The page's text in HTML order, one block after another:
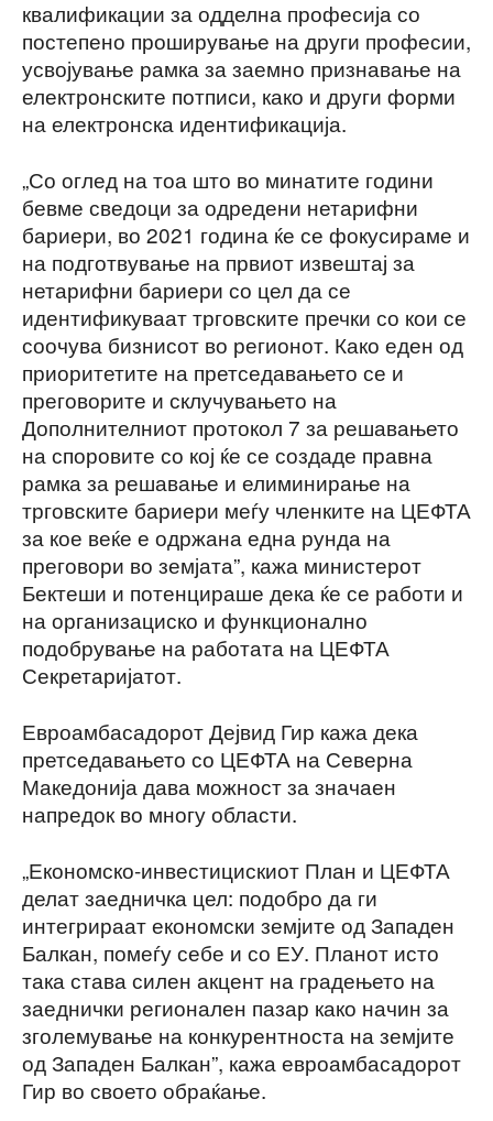
квалификации за одделна професија со
постепено проширување на други професии,
усвојување рамка за заемно признавање на
електронските потписи, како и други форми
на електронска идентификација.
„Со оглед на тоа што во минатите години
бевме сведоци за одредени нетарифни
бариери, во 2021 година ќе се фокусираме и
на подготвување на првиот извештај за
нетарифни бариери со цел да се
идентификуваат трговските пречки со кои се
соочува бизнисот во регионот. Како еден од
приоритетите на претседавањето се и
преговорите и склучувањето на
Дополнителниот протокол 7 за решавањето
на споровите со кој ќе се создаде правна
рамка за решавање и елиминирање на
трговските бариери меѓу членките на ЦЕФТА
за кое веќе е одржана една рунда на
преговори во земјата”, кажа министерот
Бектеши и потенцираше дека ќе се работи и
на организациско и функционално
подобрување на работата на ЦЕФТА
Секретаријатот.
Евроамбасадорот Дејвид Гир кажа дека
претседавањето со ЦЕФТА на Северна
Македонија дава можност за значаен
напредок во многу области.
„Економско-инвестицискиот План и ЦЕФТА
делат заедничка цел: подобро да ги
интегрираат економски земјите од Западен
Балкан, помеѓу себе и со ЕУ. Планот исто
така става силен акцент на градењето на
заеднички регионален пазар како начин за
зголемување на конкурентноста на земјите
од Западен Балкан”, кажа евроамбасадорот
Гир во своето обраќање.